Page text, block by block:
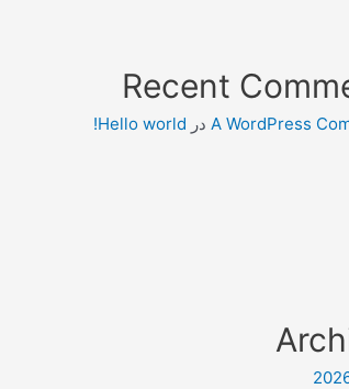
Recent
A WordPress در Hello world!